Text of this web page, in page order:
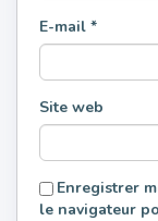
E-mail *
Site web
Enregistrer
le navigateur